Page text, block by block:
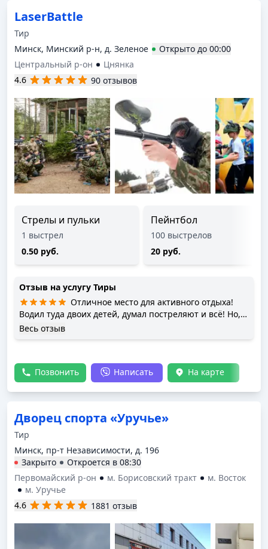
LaserBattle
Тир
Минск, Минский р-н, д. Зеленое
Открыто до 00:00
Центральный р-он
Цнянка
4.6
90 отзывов
Стрелы и пульки
1 выстрел
0.50 руб.
Пейнтбол
100 выстрелов
20 руб.
Отзыв на услугу Тиры
Отличное место для активного отдыха!
Водил туда двоих детей, думал постреляют и всё! Но,
нет. Инструктор в клубе сууупер! Из обычной
детей, за что ему отдельное СПАСИБО! А потом ещё
предложил пройти верёвочный городок, прокатиться
на троллее и на закуску скалодром! Короче, всем
клуба!👍
Весь отзыв
Позвонить Написать На карте
Дворец спорта «Уручье»
Тир
Минск, пр-т Независимости, д. 196
Закрыто
Откроется в 08:30
Первомайский р-он
м. Борисовский тракт
м. Восток
м. Уручье
4.6
1881 отзыв